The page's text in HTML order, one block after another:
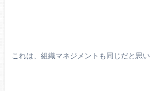
これは、組織マネジメントも同じだと思い